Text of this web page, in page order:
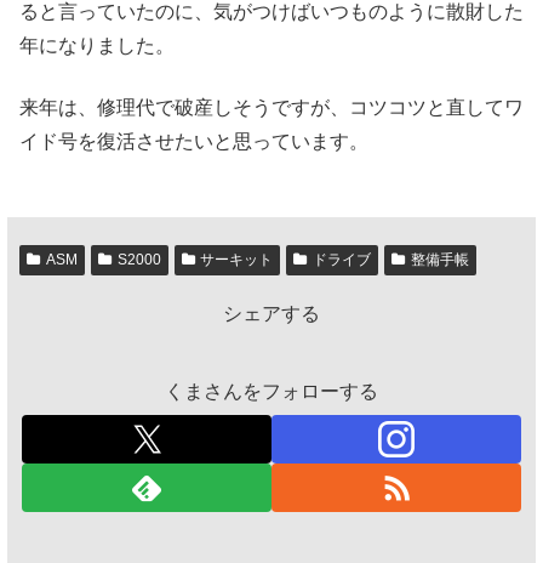
ると言っていたのに、気がつけばいつものように散財した
年になりました。
来年は、修理代で破産しそうですが、コツコツと直してワ
イド号を復活させたいと思っています。
ASM S2000 サーキット ドライブ 整備手帳
シェアする
くまさんをフォローする